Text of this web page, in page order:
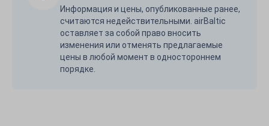
Информация и цены, опубликованные ранее,
считаются недействительными. airBaltic
оставляет за собой право вносить
изменения или отменять предлагаемые
цены в любой момент в одностороннем
порядке.